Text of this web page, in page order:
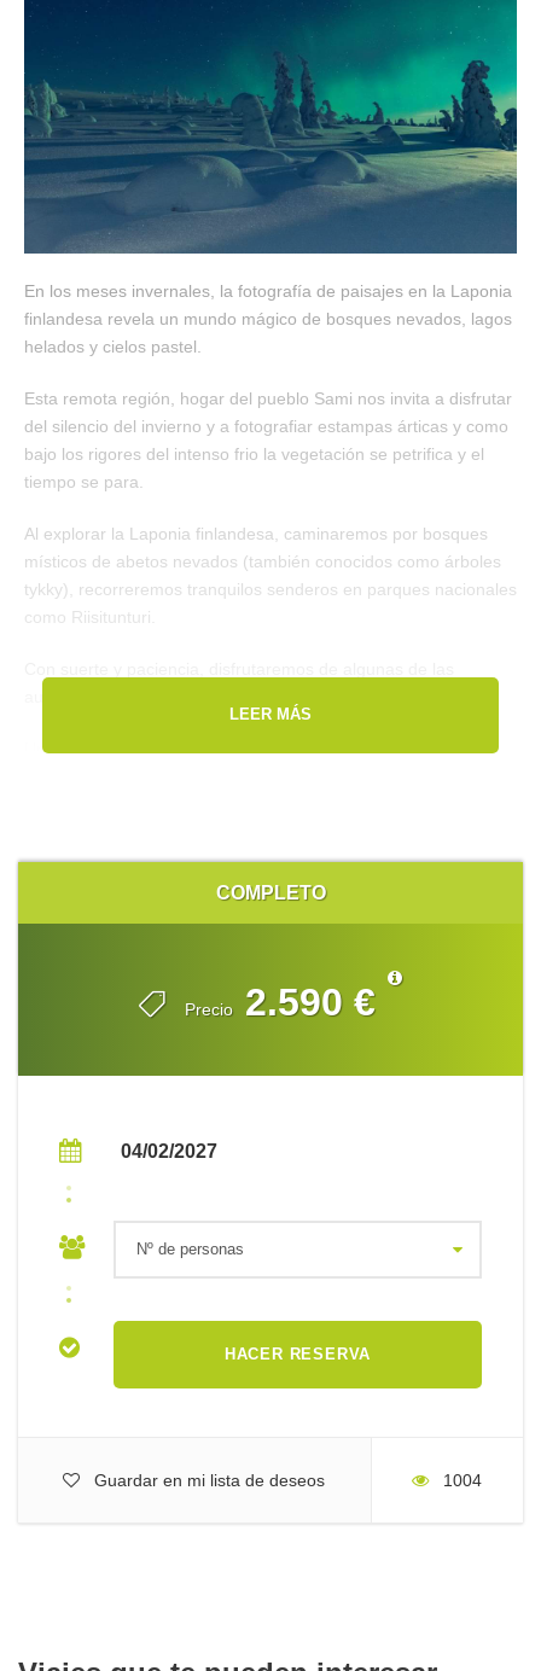
COMPLETO
Precio 2.590 €
04/02/2027
Guardar en mi lista de deseos 1004
En los meses invernales, la fotografía de paisajes en la Laponia
finlandesa revela un mundo mágico de bosques nevados, lagos
helados y cielos pastel.
Esta remota región, hogar del pueblo Sami nos invita a disfrutar
del silencio del invierno y a fotografiar estampas árticas y como
bajo los rigores del intenso frio la vegetación se petrifica y el
tiempo se para.
Al explorar la Laponia finlandesa, caminaremos por bosques
místicos de abetos nevados (también conocidos como árboles
tykky), recorreremos tranquilos senderos en parques nacionales
como Riisitunturi.
Un tour especial, para aquellos fotógrafos que disfrutan de las
paseriformes boreales.
Lugares de salida
Duración del viaje
6 noches de alojamiento y desayuno en base a habitaciones
LEER MÁS